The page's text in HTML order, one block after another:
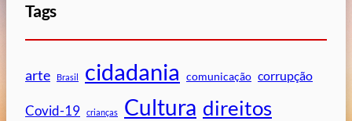
Tags
arte Brasil cidadania comunicação corrupção
Covid-19 crianças Cultura direitos